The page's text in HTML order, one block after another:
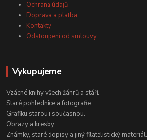
Ochrana údajů
Doprava a platba
Kontakty
Odstoupení od smlouvy
Vykupujeme
Vzácné knihy všech žánrů a stáří.
Staré pohlednice a fotografie.
Grafiku starou i současnou.
Obrazy a kresby.
Známky, staré dopisy a jiný filatelistický materiál.